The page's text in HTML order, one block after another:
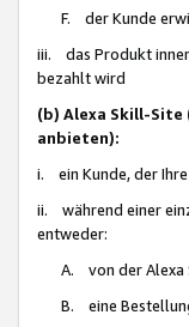
F. der Kunde
iii. das Produkt
bezahlt wird
(b) Alexa Skill-
anbieten):
i. ein Kunde, der
ii. während einer
entweder:
A. von der Alexa
B. eine